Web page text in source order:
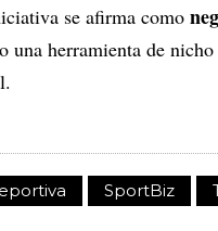
se afirma como
una herramienta de
SportBiz